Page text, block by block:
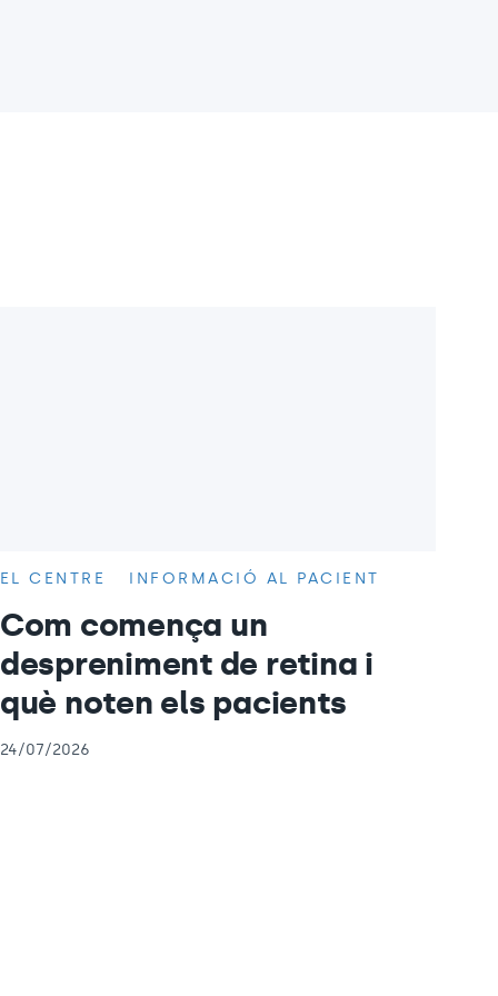
EL CENTRE INFORMACIÓ AL PACIENT
Com comença un
despreniment de retina i
què noten els pacients
24/07/2026